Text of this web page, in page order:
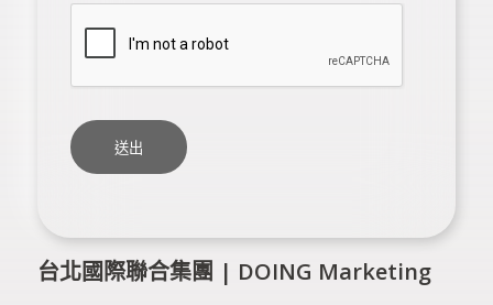
台北國際聯合集團 | DOING Marketing